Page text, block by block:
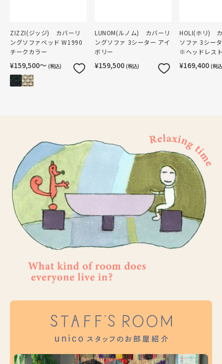
ZIZZI(ジッジ) カバーリ
ングソファベッド W1990
チークカラー
¥159,500〜 (税込)
LUNOM(ルノム) カバーリ
ングソファ 3シーター アイ
ボリー
¥159,500 (税込)
HOLI(ホリ)
ソファ 3シー
※ヘッドレス
¥169,400 (税